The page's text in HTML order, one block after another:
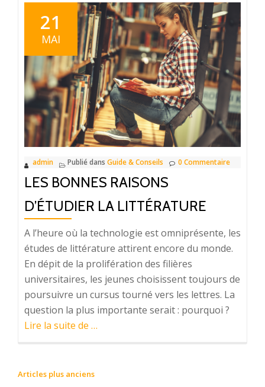
pointe
au
service
de
l’éducation
21
MAI
admin Publié dans Guide & Conseils 0 Commentaire
LES BONNES RAISONS
D’ÉTUDIER LA LITTÉRATURE
A l’heure où la technologie est omniprésente, les
études de littérature attirent encore du monde.
En dépit de la prolifération des filières
universitaires, les jeunes choisissent toujours de
poursuivre un cursus tourné vers les lettres. La
question la plus importante serait : pourquoi ?
Lire la suite de à
raisons
…
NAVIGATION
Articles plus anciens